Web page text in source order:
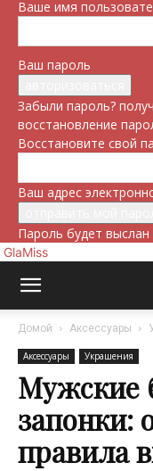
Ваше имя
Ваш пароль
Забыли пароль?
восстановление
Восстановите свой
Ваш адрес
Пароль будет
GlaMiss
Домой Аксессуары
Аксессуары Украшения
Мужские
запонки:
правила